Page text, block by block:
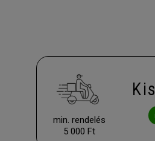
min. rendelés
5 000 Ft